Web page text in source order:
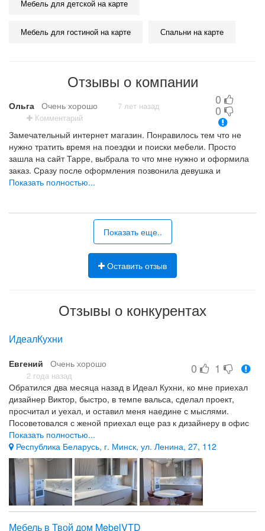
ассортимент качественной мебели, которая не только
Этот предмет обстановки уникальным образом сочетает
рационально использовать пространство и
организовать чрезвычайно комфортное хранение
вещей;
- корпусная мебель для дома. Вы сможете заказать все
необходимые предметы обстановки в гостиную,
прихожую, спальню, детскую, библиотеку;
- офисная мебель для персонала и руководителя. Это –
уникальная возможность организовать пространство
эффективность рабочих процессов и повышало
производительность труда;
- кухни в Минске. Предлагаем широкий спектр
современных решений, включая чрезвычайно
практичные фасады из пластика, акрила, иных
материалов – крашеного МДФ, ЛДСП.
демонстрирует далеко не все возможности
преображения жилого или офисного интерьера.
предметы обстановки, максимально соответствующие
Мебель для детской на карте
Мебель для гостиной на карте Спальни на карте
Отзывы о компании
Ольга Очень хорошо
7 лет назад
Комментарий
0
0
Замечательный интернет магазин. Понравилось тем что не
нужно тратить время на поездки и поиски мебели. Просто
зашла на сайт Тарре, выбрала то что мне нужно и оформила
заказ. Сразу после оформления позвонила девушка и
уточняла заказ. Всё быстро и удобно. Изготовление так же
Показать полностью...
Показать еще..
Оставить отзыв
Отзывы о конкурентах
ИдеалКухни
Евгений Очень хорошо
2 года назад 0 1
Обратился два месяца назад в Идеал Кухни, ко мне приехал
дизайнер Виктор, быстро, в темпе вальса, сделал проект,
просчитал и уехал, и оставил меня наедине с мыслями.
Посоветовался с женой приехал еще раз к дизайнеру в офис
но уже с ненаглядной (она главный согласовальщик), она
посмотрела проект, поменяли какие-то шкафчики местами,
Столешку другую сделали, новую плиту оформили, вытяжку, и
посудомойку… я кофе не успел допить мне уже дали
терминал для оплаты… Ну главное что бы супруга была
довольна. В общем оплатил. Около месяца прождали пока
кухня изготовиться, и вот он момент бесконечной установки и
Показать полностью...
Республика Беларусь, г. Минск, ул. Ленина, 27, 112
Мебель в Твой дом MebelVTD